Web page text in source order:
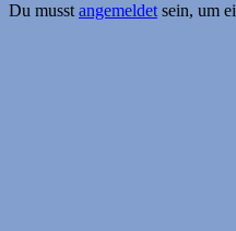
Du musst angemeldet sein, um